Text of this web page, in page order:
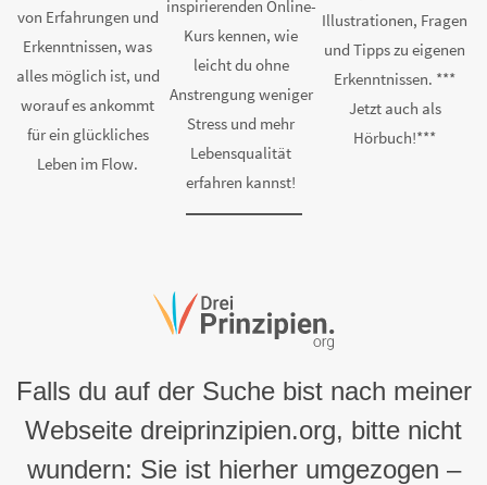
von Erfahrungen und
Erkenntnissen, was
alles möglich ist, und
worauf es ankommt
für ein glückliches
Leben im Flow.
inspirierenden Online-
Kurs kennen, wie
leicht du ohne
Anstrengung weniger
Stress und mehr
Lebensqualität
erfahren kannst!
Illustrationen, Fragen
und Tipps zu eigenen
Erkenntnissen. ***
Jetzt auch als
Hörbuch!***
Falls du auf der Suche bist nach meiner
Webseite dreiprinzipien.org, bitte nicht
wundern: Sie ist hierher umgezogen –